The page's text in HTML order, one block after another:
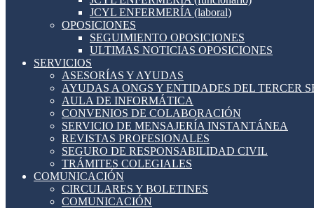
JCYL ENFERMERÍA (laboral)
OPOSICIONES
SEGUIMIENTO OPOSICIONES
ULTIMAS NOTICIAS OPOSICIONES
SERVICIOS
ASESORÍAS Y AYUDAS
AYUDAS A ONGS Y ENTIDADES DEL TERCER
AULA DE INFORMÁTICA
CONVENIOS DE COLABORACIÓN
SERVICIO DE MENSAJERÍA INSTANTÁNEA
REVISTAS PROFESIONALES
SEGURO DE RESPONSABILIDAD CIVIL
TRÁMITES COLEGIALES
COMUNICACIÓN
CIRCULARES Y BOLETINES
COMUNICACIÓN